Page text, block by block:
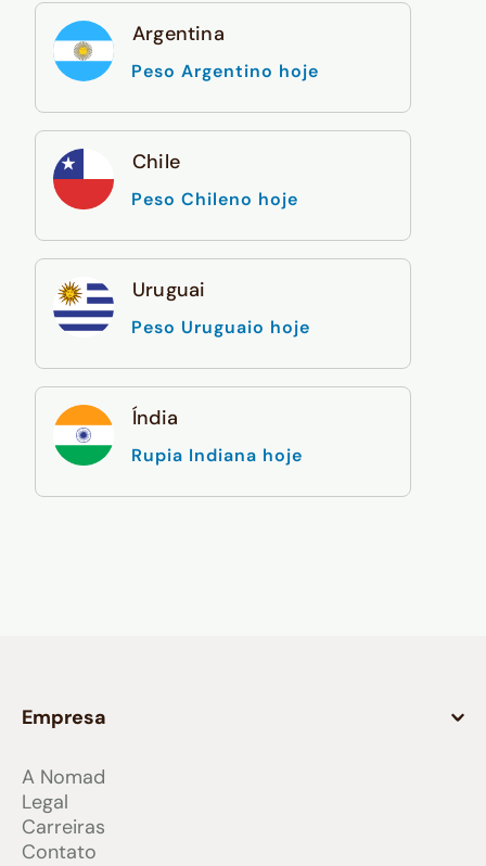
Argentina
Peso Argentino hoje
Chile
Peso Chileno hoje
Uruguai
Peso Uruguaio hoje
Índia
Rupia Indiana hoje
Empresa
A Nomad
Legal
Carreiras
Contato